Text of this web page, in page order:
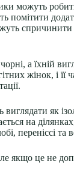
можуть
а їхній
жінок, і
як
на
переніссі та
якщо це не